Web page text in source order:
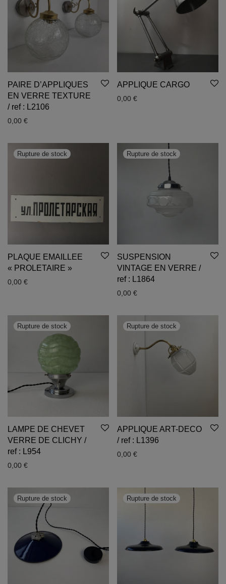
PAIRE D’APPLIQUES
EN VERRE TEXTURE
/ ref : L2106
0,00 €
APPLIQUE CARGO
0,00 €
PLAQUE EMAILLEE
« PROLETAIRE »
0,00 €
SUSPENSION
VINTAGE EN VERRE /
ref : L1864
0,00 €
LAMPE DE CHEVET
VERRE DE CLICHY /
ref : L954
0,00 €
APPLIQUE ART-DECO
/ ref : L1396
0,00 €